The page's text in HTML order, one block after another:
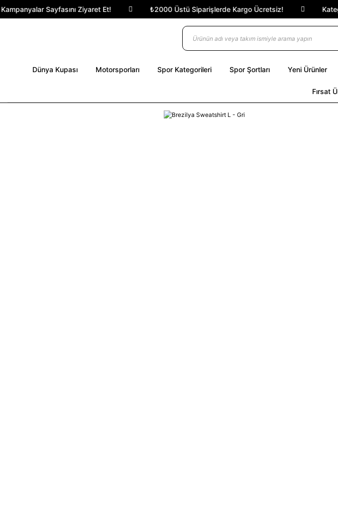
Sayfasını Ziyaret Et! ₺2000 Üstü Siparişlerde Kargo Ücretsiz!
Dünya Kupası Motorsporları Spor Kategorileri Spor Şortları Yeni Ürünler
Fırsat